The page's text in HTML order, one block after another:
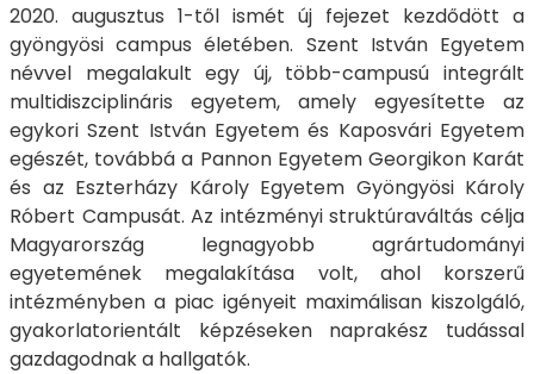
2020. augusztus 1-től ismét új fejezet kezdődött a
gyöngyösi campus életében. Szent István Egyetem
névvel megalakult egy új, több-campusú integrált
multidiszciplináris egyetem, amely egyesítette az
egykori Szent István Egyetem és Kaposvári Egyetem
egészét, továbbá a Pannon Egyetem Georgikon Karát
és az Eszterházy Károly Egyetem Gyöngyösi Károly
Róbert Campusát. Az intézményi struktúraváltás célja
Magyarország legnagyobb agrártudományi
egyetemének megalakítása volt, ahol korszerű
intézményben a piac igényeit maximálisan kiszolgáló,
gyakorlatorientált képzéseken naprakész tudással
gazdagodnak a hallgatók.